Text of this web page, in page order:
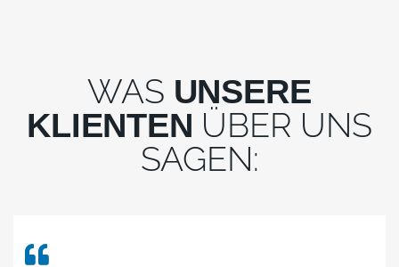
WAS UNSERE
KLIENTEN ÜBER UNS
SAGEN: